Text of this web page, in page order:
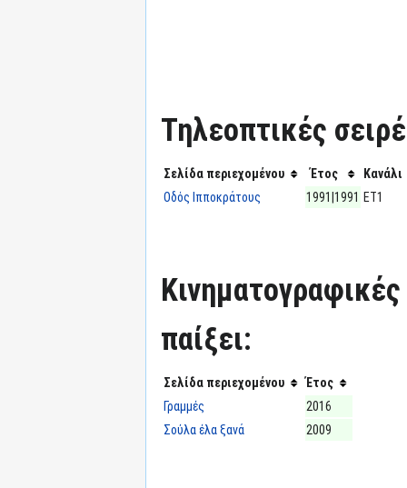
Τηλεοπτικές
Σελίδα περιεχομένου Έτος
Κανάλι
Οδός Ιπποκράτους
1991|1991 ΕΤ1
Κινηματογραφικές
παίξει:
Σελίδα περιεχομένου
Έτος
Γραμμές
2016
Σούλα έλα ξανά
2009